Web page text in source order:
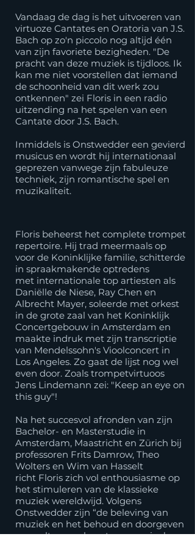
Vandaag de dag is het uitvoeren van
virtuoze Cantates en Oratoria van J.S.
Bach op zo'n piccolo nog altijd één
van zijn favoriete bezigheden. "De
pracht van deze muziek is tijdloos. Ik
kan me niet voorstellen dat iemand
de schoonheid van dit werk zou
ontkennen" zei Floris in een radio
uitzending na het spelen van een
Cantate door J.S. Bach.
​Inmiddels is Onstwedder een gevierd
musicus en wordt hij internationaal
geprezen vanwege zijn fabuleuze
techniek, zijn romantische spel en
muzikaliteit.
Floris beheerst het complete trompet
repertoire. Hij trad meermaals op
voor de Koninklijke familie, schitterde
in spraakmakende optredens
met internationale top artiesten als
Daniëlle de Niese, Ray Chen en
Albrecht Mayer, soleerde met orkest
in de grote zaal van het Koninklijk
Concertgebouw in Amsterdam en
maakte indruk met zijn transcriptie
van Mendelssohn's Vioolconcert in
Los Angeles. Zo gaat de lijst nog wel
even door. Zoals trompetvirtuoos
Jens Lindemann zei: "Keep an eye on
this guy"!
​​Na het succesvol afronden van zijn
Bachelor- en Masterstudie in
Amsterdam, Maastricht en Zürich bij
professoren Frits Damrow, Theo
Wolters en Wim van Hasselt
richt Floris zich vol enthousiasme op
het stimuleren van de klassieke
muziek wereldwijd. Volgens
Onstwedder zijn “de beleving van
muziek en het behoud en doorgeven
van cultuur en kunst van cruciaal